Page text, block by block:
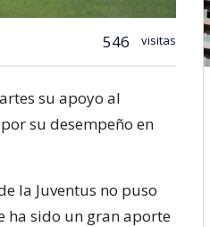
546 visitas
su apoyo al
su desempeño en
la Juventus no puso
ha sido un gran aporte